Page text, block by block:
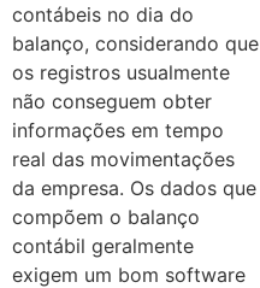
contábeis no dia do
balanço, considerando que
os registros usualmente
não conseguem obter
informações em tempo
real das movimentações
da empresa. Os dados que
compõem o balanço
contábil geralmente
exigem um bom software